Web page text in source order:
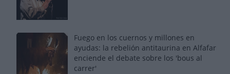
Fuego en los cuernos y millones en
ayudas: la rebelión antitaurina en Alfafar
enciende el debate sobre los 'bous al
carrer'